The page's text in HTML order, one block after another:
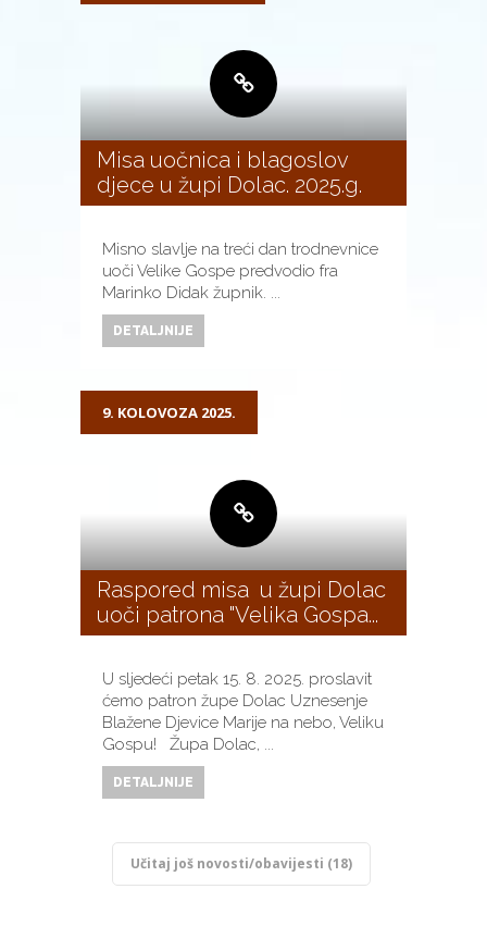
Misa uočnica i blagoslov
djece u župi Dolac. 2025.g.
Misno slavlje na treći dan trodnevnice
uoči Velike Gospe predvodio fra
Marinko Didak župnik. ...
DETALJNIJE
9. KOLOVOZA 2025.
Raspored misa u župi Dolac
uoči patrona "Velika Gospa...
U sljedeći petak 15. 8. 2025. proslavit
ćemo patron župe Dolac Uznesenje
Blažene Djevice Marije na nebo, Veliku
Gospu! Župa Dolac, ...
DETALJNIJE
Učitaj još novosti/obavijesti (18)